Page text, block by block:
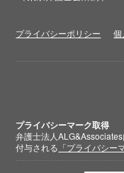
プライバシーポリシー
プライバシーマーク取得
弁護士法人
付与される 「プライバシー